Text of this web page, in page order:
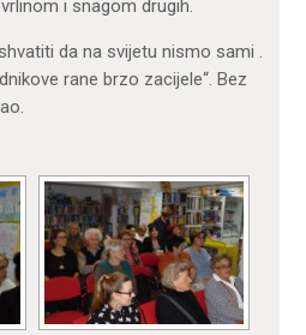
i snagom drugih.
da na svijetu nismo sami .
rane brzo zacijele“. Bez